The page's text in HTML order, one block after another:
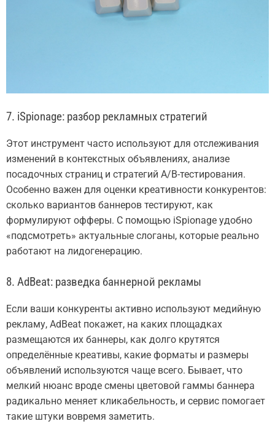
7. iSpionage: разбор рекламных стратегий
Этот инструмент часто используют для отслеживания
изменений в контекстных объявлениях, анализе
посадочных страниц и стратегий A/B-тестирования.
Особенно важен для оценки креативности конкурентов:
сколько вариантов баннеров тестируют, как
формулируют офферы. С помощью iSpionage удобно
«подсмотреть» актуальные слоганы, которые реально
работают на лидогенерацию.
8. AdBeat: разведка баннерной рекламы
Если ваши конкуренты активно используют медийную
рекламу, AdBeat покажет, на каких площадках
размещаются их баннеры, как долго крутятся
определённые креативы, какие форматы и размеры
объявлений используются чаще всего. Бывает, что
мелкий нюанс вроде смены цветовой гаммы баннера
радикально меняет кликабельность, и сервис помогает
такие штуки вовремя заметить.